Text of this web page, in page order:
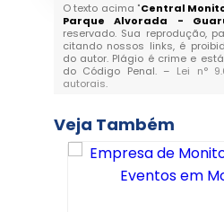
O texto acima "Central
Parque Alvorada -
reservado. Sua reprodução,
citando nossos links, é
do autor. Plágio é crime e
do Código Penal. – Lei n°
autorais.
Veja Também